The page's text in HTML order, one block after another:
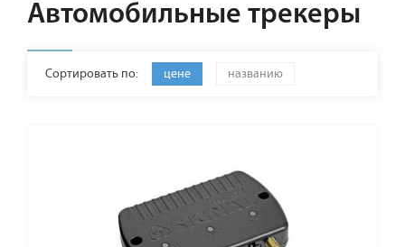
Автомобильные трекеры
Сортировать по: цене названию